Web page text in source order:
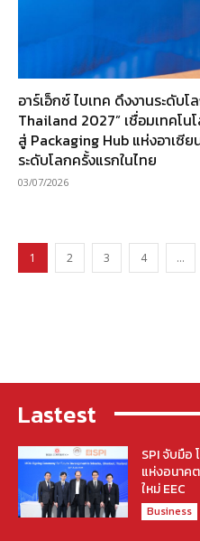
อาร์เอ็กซ์ ไบเทค ดึงงานระดับ
Thailand 2027” เชื่อมเทคโ
สู่ Packaging Hub แห่งอาเซี
ระดับโลกครั้งแรกในไทย
03/07/2026
1 2 3 4 …
Lastest
SPI จับมือ
แห่งอนาค
ใหม่ EEC
Business